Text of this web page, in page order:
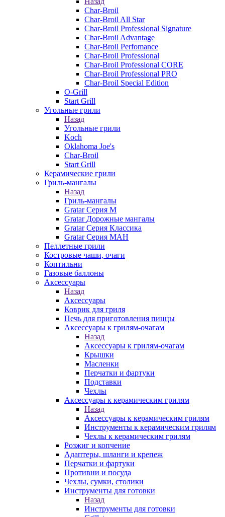
Char-Broil
Char-Broil All Star
Char-Broil Professional Signature
Char-Broil Advantage
Char-Broil Perfomance
Char-Broil Professional
Char-Broil Professional CORE
Char-Broil Professional PRO
Char-Broil Special Edition
O-Grill
Start Grill
Угольные грили
Назад
Угольные грили
Koch
Oklahoma Joe's
Char-Broil
Start Grill
Керамические грили
Гриль-мангалы
Назад
Гриль-мангалы
Gratar Серия M
Gratar Дорожные мангалы
Gratar Серия Классика
Gratar Серия МАН
Пеллетные грили
Костровые чаши, очаги
Коптильни
Газовые баллоны
Аксессуары
Назад
Аксессуары
Коврик для гриля
Печь для приготовления пиццы
Аксессуары к грилям-очагам
Назад
Аксессуары к грилям-очагам
Крышки
Масленки
Перчатки и фартуки
Подставки
Чехлы
Аксессуары к керамическим грилям
Назад
Аксессуары к керамическим грилям
Инструменты к керамическим грилям
Чехлы к керамическим грилям
Розжиг и копчение
Адаптеры, шланги и крепеж
Перчатки и фартуки
Противни и посуда
Чехлы, сумки, столики
Инструменты для готовки
Назад
Инструменты для готовки